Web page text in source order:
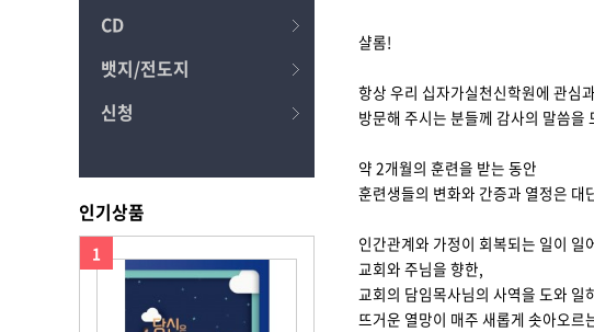
CD
뱃지/전도지
신청
인기상품
1
샬롬!
항상 우리 십자가실천신학원에 관심
방문해 주시는 분들께 감사의 말씀을
약 2개월의 훈련을 받는 동안
훈련생들의 변화와 간증과 열정은 대
인간관계와 가정이 회복되는 일이 일
교회와 주님을 향한,
교회의 담임목사님의 사역을 도와 일
뜨거운 열망이 매주 새롭게 솟아오르